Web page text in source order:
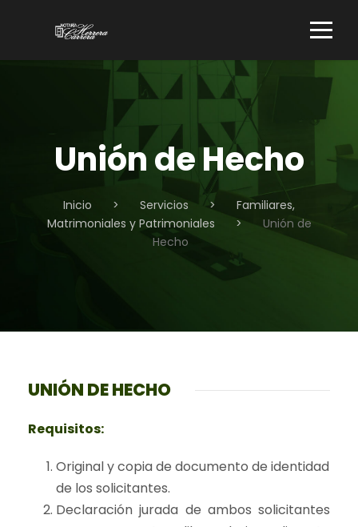
Unión de Hecho
Inicio > Servicios >
Familiares,
Matrimoniales y Patrimoniales
>
Unión de
Hecho
UNIÓN DE HECHO
Requisitos:
Original y copia de documento de identidad
de los solicitantes.
Declaración jurada de ambos solicitantes